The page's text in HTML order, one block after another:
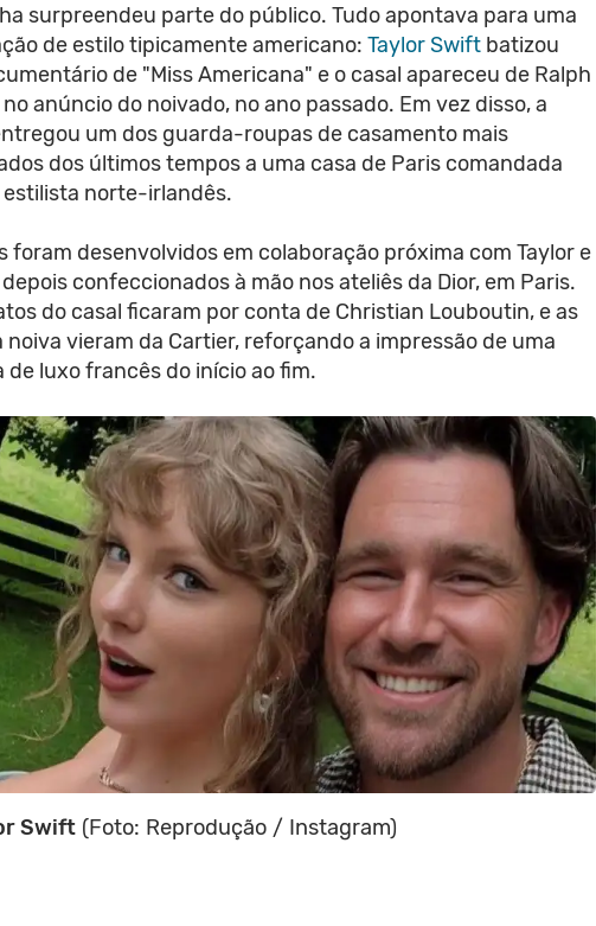
surpreendeu parte do público. Tudo apontava para uma
de estilo tipicamente americano: Taylor Swift batizou
de "Miss Americana" e o casal apareceu de Ralph
anúncio do noivado, no ano passado. Em vez disso, a
um dos guarda-roupas de casamento mais
dos últimos tempos a uma casa de Paris comandada
estilista norte-irlandês.
foram desenvolvidos em colaboração próxima com Taylor e
depois confeccionados à mão nos ateliês da Dior, em Paris.
do casal ficaram por conta de Christian Louboutin, e as
noiva vieram da Cartier, reforçando a impressão de uma
de luxo francês do início ao fim.
Swift (Foto: Reprodução / Instagram)